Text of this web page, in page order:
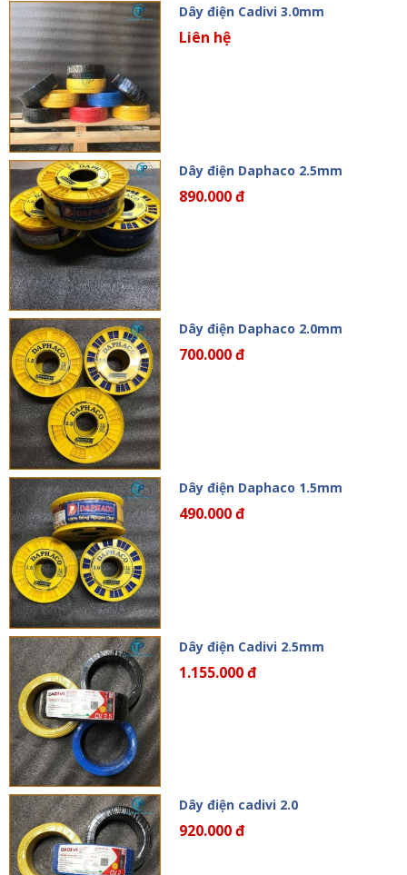
Dây điện Cadivi 3.0mm
Liên hệ
Dây điện Daphaco 2.5mm
890.000 đ
Dây điện Daphaco 2.0mm
700.000 đ
Dây điện Daphaco 1.5mm
490.000 đ
Dây điện Cadivi 2.5mm
1.155.000 đ
Dây điện cadivi 2.0
920.000 đ